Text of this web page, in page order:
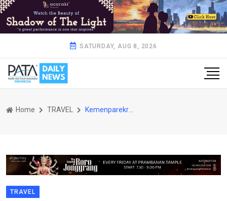
SATURDAY, AUG 8, 2026
Home TRAVEL Kemenparekraf Dukung Promosi Parekraf di Kawasan IKN
TRAVEL